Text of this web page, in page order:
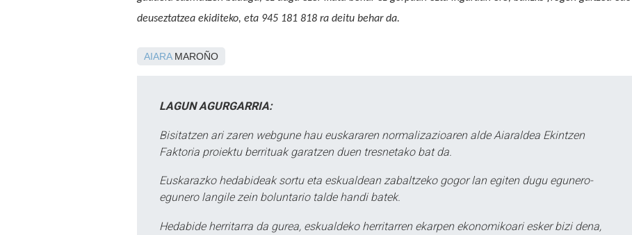
deuseztatzea ekiditeko, eta 945 181 818 ra deitu behar da.
AIARAMAROÑO
LAGUN AGURGARRIA:
Bisitatzen ari zaren webgune hau euskararen normalizazioaren alde Aiaraldea Ekintzen
Faktoria proiektu berrituak garatzen duen tresnetako bat da.
Euskarazko hedabideak sortu eta eskualdean zabaltzeko gogor lan egiten dugu egunero-
egunero langile zein boluntario talde handi batek.
Hedabide herritarra da gurea, eskualdeko herritarren ekarpen ekonomikoari esker bizi dena,